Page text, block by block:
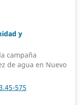
y
campaña
de agua en Nuevo
575